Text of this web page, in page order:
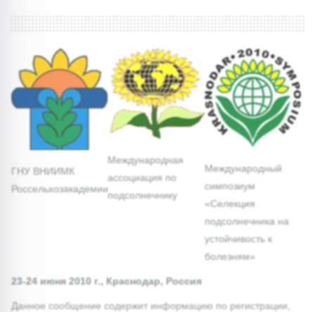
ГНУ ВНИИМК
Россельхозакадемии
Международная
ассоциация по
подсолнечнику
Международный
симпозиум
«Селекция
подсолнечника на
устойчивость к
болезням»
23-24 июня 2010 г., Краснодар, Россия
Данное сообщение содержит информацию по регистрации,